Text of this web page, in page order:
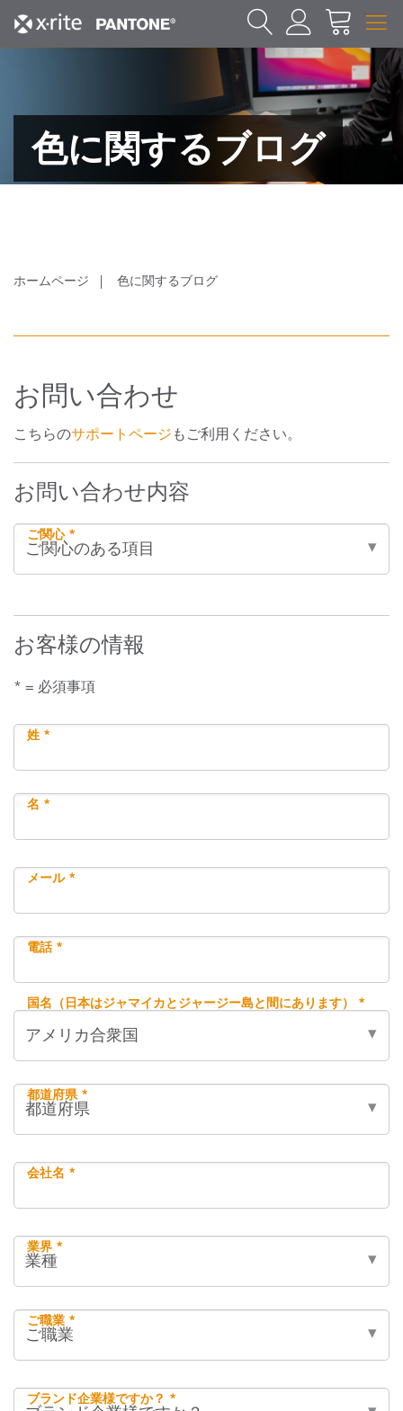
色に関するブログ
ホームページ 色に関するブログ
お問い合わせ
こちらのサポートページ もご利用ください。
お問い合わせ内容
ご関心 *
お客様の情報
* = 必須事項
姓 *
名 *
メール *
電話 *
国名（日本はジャマイカとジャージー島と間にあります） *
都道府県 *
会社名 *
業界 *
ご職業 *
ブランド企業様ですか？ *